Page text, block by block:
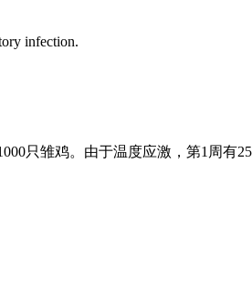
infection.
只雏鸡。由于温度应激，第1周有25